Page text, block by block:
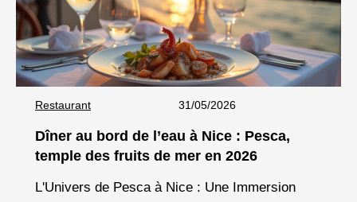
Restaurant 31/05/2026
Dîner au bord de l’eau à Nice : Pesca,
temple des fruits de mer en 2026
L'Univers de Pesca à Nice : Une Immersion